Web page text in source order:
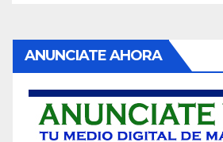
ANUNCIATE AHORA